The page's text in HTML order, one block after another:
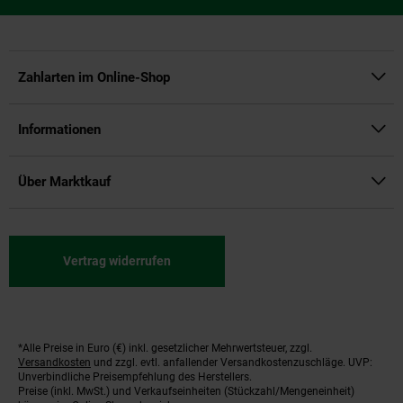
Zahlarten im Online-Shop
Informationen
Über Marktkauf
Vertrag widerrufen
Fußnoten
*Alle Preise in Euro (€) inkl. gesetzlicher Mehrwertsteuer, zzgl.
Versandkosten und zzgl. evtl. anfallender Versandkostenzuschläge. UVP:
Unverbindliche Preisempfehlung des Herstellers.
Preise (inkl. MwSt.) und Verkaufseinheiten (Stückzahl/Mengeneinheit)